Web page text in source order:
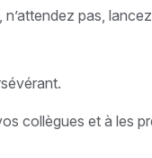
pas,
collègues et à les